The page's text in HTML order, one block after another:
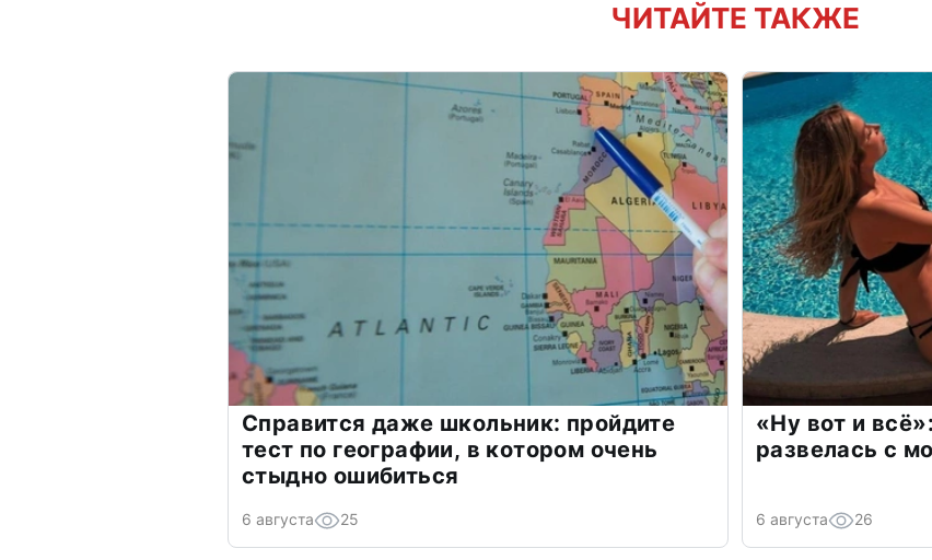
ЧИТАЙТЕ ТАКЖЕ
Справится даже школьник: пройдите
тест по географии, в котором очень
стыдно ошибиться
6 августа 25
«Ну вот и
развелась с
6 августа 26